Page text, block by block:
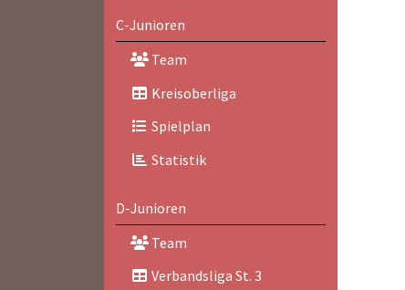
C-Junioren
Team
Kreisoberliga
Spielplan
Statistik
D-Junioren
Team
Verbandsliga St. 3